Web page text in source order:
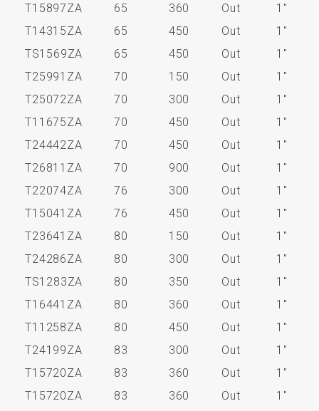
T15897ZA
65 360 Out
1"
T14315ZA
65 450 Out
1"
TS1569ZA
65 450 Out
1"
T25991ZA
70 150 Out
1"
T25072ZA
70 300 Out
1"
T11675ZA
70 450 Out
1"
T24442ZA
70 450 Out
1"
T26811ZA
70 900 Out
1"
T22074ZA
76 300 Out
1"
T15041ZA
76 450 Out
1"
T23641ZA
80 150 Out
1"
T24286ZA
80 300 Out
1"
TS1283ZA
80 350 Out
1"
T16441ZA
80 360 Out
1"
T11258ZA
80 450 Out
1"
T24199ZA
83 300 Out
1"
T15720ZA
83 360 Out
1"
T15720ZA
83 360 Out
1"